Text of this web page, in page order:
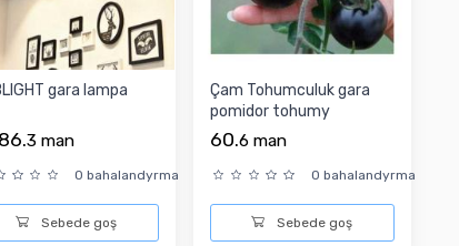
gara lampa
3 man
0 bahalandyrma
Sebede goş
Çam Tohumculuk gara
pomidor tohumy
60.6 man
0 bahalandyrma
Sebede goş